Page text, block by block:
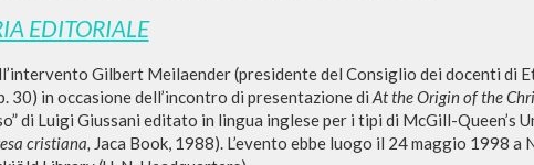
EDITORIALE
Gilbert Meilaender (presidente del Consiglio dei docenti di
30) in occasione dell’incontro di presentazione di At the Origin of the
di Luigi Giussani editato in lingua inglese per i tipi di McGill-Queen’s
cristiana, Jaca Book, 1988). L’evento ebbe luogo il 24 maggio 1998 a
RISULTATI SUCCESSIVI